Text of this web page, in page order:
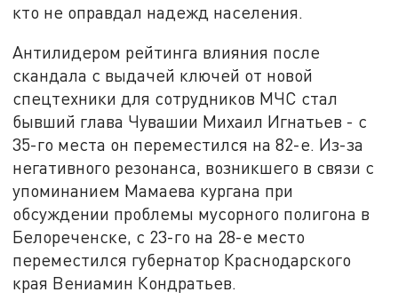
кто не оправдал надежд населения.
Антилидером рейтинга влияния после
скандала с выдачей ключей от новой
спецтехники для сотрудников МЧС стал
бывший глава Чувашии Михаил Игнатьев - с
35-го места он переместился на 82-е. Из-за
негативного резонанса, возникшего в связи с
упоминанием Мамаева кургана при
обсуждении проблемы мусорного полигона в
Белореченске, с 23-го на 28-е место
переместился губернатор Краснодарского
края Вениамин Кондратьев.